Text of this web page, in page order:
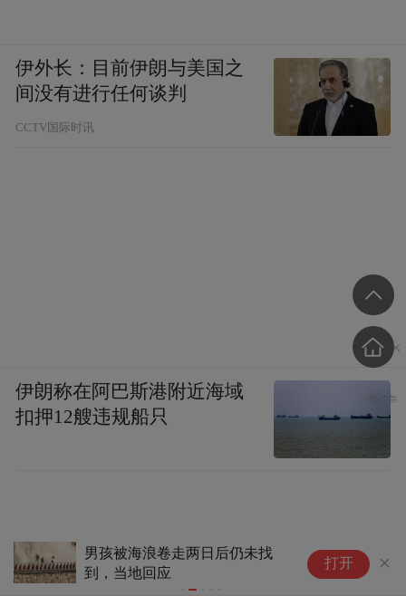
男孩被海浪卷走两日后仍未找
到，当地回应
打开
伊外长：目前伊朗与美国之
间没有进行任何谈判
CCTV国际时讯
伊朗称在阿巴斯港附近海域
扣押12艘违规船只